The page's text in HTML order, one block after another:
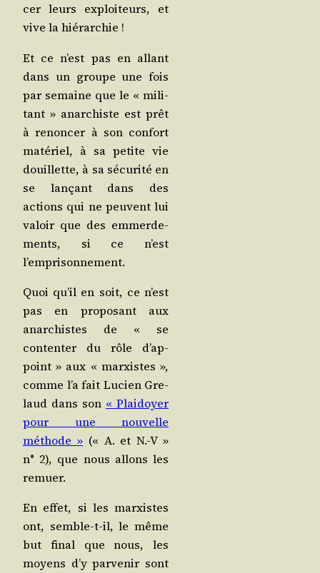
cer leurs exploi­teurs, et
vive la hiérarchie !
Et ce n’est pas en allant
dans un groupe une fois
par semaine que le « mili­
tant » anar­chiste est prêt
à renon­cer à son confort
maté­riel, à sa petite vie
douillette, à sa sécu­ri­té en
se lan­çant dans des
actions qui ne peuvent lui
valoir que des emmer­de­
ments, si ce n’est
l’emprisonnement.
Quoi qu’il en soit, ce n’est
pas en pro­po­sant aux
anar­chistes de « se
conten­ter du rôle d’ap­
point » aux « mar­xistes »,
comme l’a fait Lucien Gre­
laud dans son « Plai­doyer
pour une nou­velle
méthode »(« A. et N.-V »
n° 2), que nous allons les
remuer.
En effet, si les mar­xistes
ont, semble-t-il, le même
but final que nous, les
moyens d’y par­ve­nir sont